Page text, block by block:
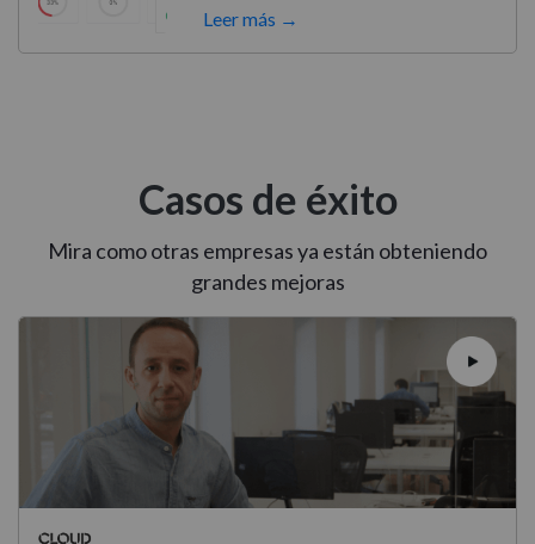
Leer más →
Casos de éxito
Mira como otras empresas ya están obteniendo
grandes mejoras